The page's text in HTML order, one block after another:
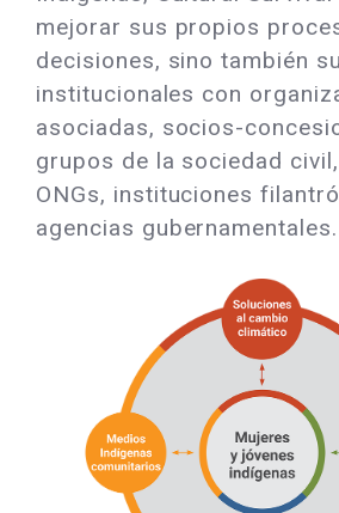
mejorar sus propios
decisiones, sino también
institucionales con
asociadas, socios-
grupos de la sociedad
ONGs, instituciones
agencias gubernamentales.